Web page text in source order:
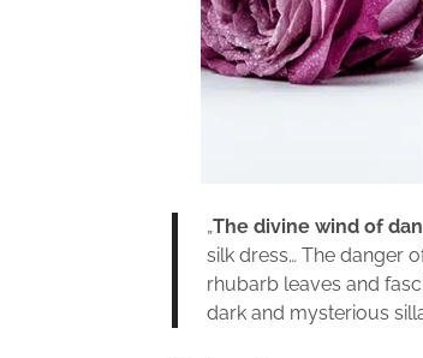
„The divine wind of
silk dress… The danger
rhubarb leaves and
dark and mysterious